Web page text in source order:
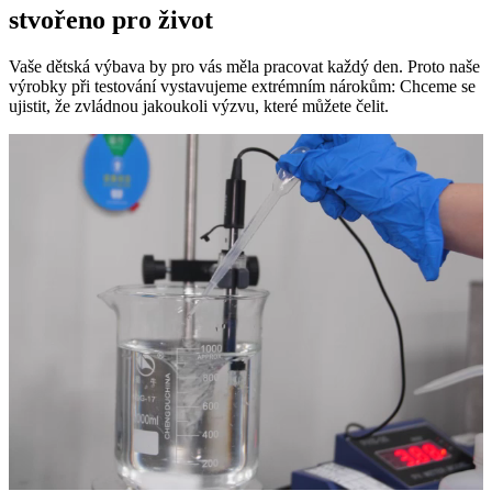
stvořeno pro život
Vaše dětská výbava by pro vás měla pracovat každý den. Proto naše
výrobky při testování vystavujeme extrémním nárokům: Chceme se
ujistit, že zvládnou jakoukoli výzvu, které můžete čelit.